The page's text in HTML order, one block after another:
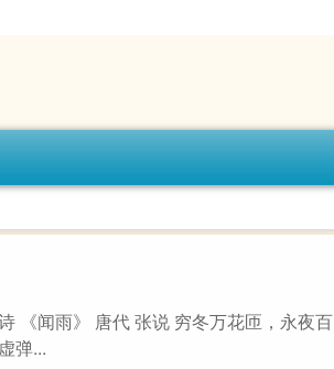
《闻雨》 唐代 张说 穷冬万花匝，永夜百
弹...